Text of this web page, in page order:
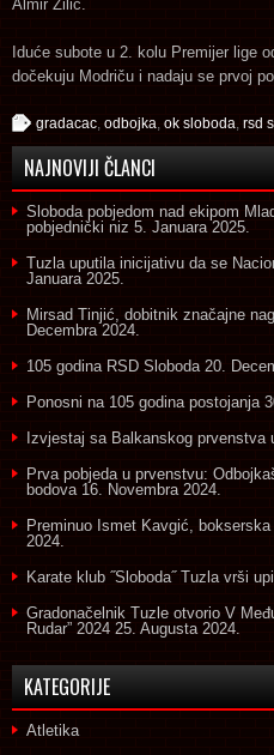
Almir Žilić.
Iduće subote u 2. kolu Premijer lige
dočekuju Modriču i nadaju se prvoj
gradacac odbojka ok sloboda rsd
NAJNOVIJI ČLANCI
Sloboda pobjedom nad ekipom
pobjednički niz 5. Januara 2025.
Tuzla uputila inicijativu da se
Januara 2025.
Mirsad Tinjić, dobitnik značajne
Decembra 2024.
105 godina RSD Sloboda 20.
Ponosni na 105 godina postojanja
Izvjestaj sa Balkanskog prvenstva
Prva pobjeda u prvenstvu:
bodova 16. Novembra 2024.
Preminuo Ismet Kavgić,
2024.
Karate klub ˝Sloboda˝ Tuzla vrši
Gradonačelnik Tuzle otvorio V
Rudar” 2024 25. Augusta 2024.
KATEGORIJE
Atletika